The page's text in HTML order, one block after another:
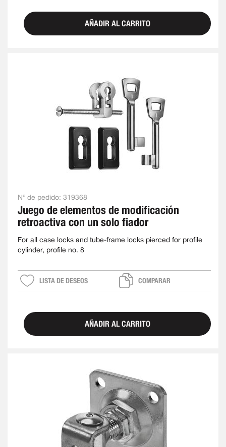
AÑADIR AL CARRITO
Nº de pedido: 319368
Juego de elementos de modificación
retroactiva con un solo fiador
For all case locks and tube-frame locks pierced for profile
cylinder, profile no. 8
LISTA DE DESEOS COMPARAR
AÑADIR AL CARRITO